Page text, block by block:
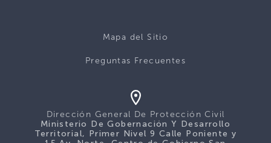
Mapa del Sitio
Preguntas Frecuentes
Dirección General De Protección Civil
Ministerio De Gobernación Y Desarrollo
Territorial, Primer Nivel 9 Calle Poniente y